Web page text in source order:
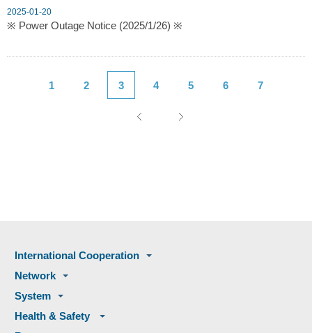
2025-01-20
※ Power Outage Notice (2025/1/26) ※
1 2 3 4 5 6 7
International Cooperation
Network
System
Health & Safety